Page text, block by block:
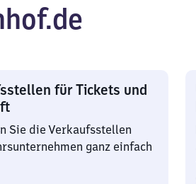
für Tickets und
Sie die Verkaufsstellen
ganz einfach